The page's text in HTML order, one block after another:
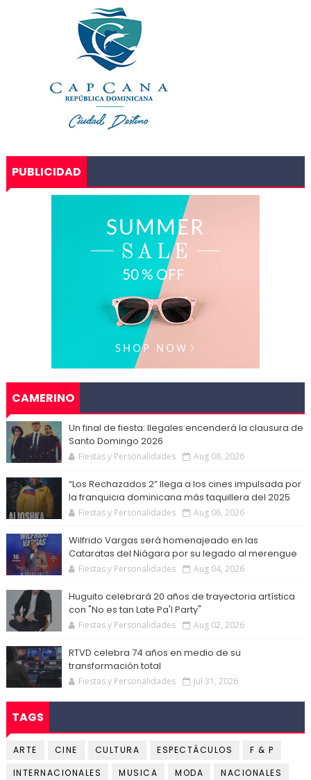
PUBLICIDAD
CAMERINO
Un final de fiesta: Ilegales encenderá la clausura de
Santo Domingo 2026
Fiestas y Personalidades Aug 08, 2026
“Los Rechazados 2” llega a los cines impulsada por
la franquicia dominicana más taquillera del 2025
Fiestas y Personalidades Aug 06, 2026
Wilfrido Vargas será homenajeado en las
Cataratas del Niágara por su legado al merengue
Fiestas y Personalidades Aug 04, 2026
Huguito celebrará 20 años de trayectoria artística
con "No es tan Late Pa'l Party"
Fiestas y Personalidades Aug 02, 2026
RTVD celebra 74 años en medio de su
transformación total
Fiestas y Personalidades Jul 31, 2026
TAGS
ARTE CINE CULTURA ESPECTÁCULOS
F & P
INTERNACIONALES
MUSICA MODA
NACIONALES